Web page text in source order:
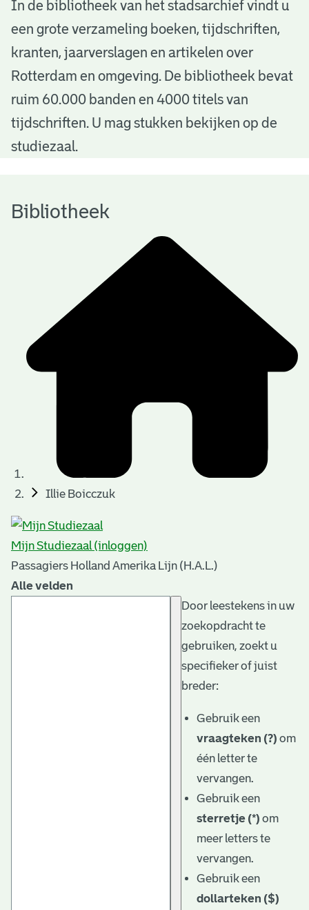
B
b
o
h
In de bibliotheek van het stadsarchief vindt u
een grote verzameling boeken, tijdschriften,
kranten, jaarverslagen en artikelen over
Rotterdam en omgeving. De bibliotheek bevat
ruim 60.000 banden en 4000 titels van
tijdschriften. U mag stukken bekijken op de
studiezaal.
Bibliotheek
Illie Boicczuk
Mijn Studiezaal (inloggen)
Passagiers Holland Amerika Lijn (H.A.L.)
Alle velden
Door leestekens in uw
zoekopdracht te
gebruiken, zoekt u
specifieker of juist
breder:
Gebruik een
vraagteken (?) om
één letter te
vervangen.
Gebruik een
sterretje (*) om
meer letters te
vervangen.
Gebruik een
dollarteken ($)